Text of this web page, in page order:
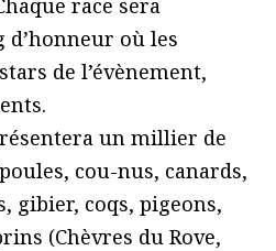
race sera
où les
de l’évènement,
un millier de
cou-nus, canards,
gibier, coqs, pigeons,
(Chèvres du Rove,